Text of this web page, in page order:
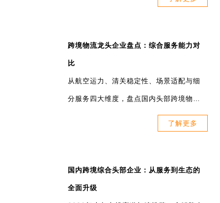
跨境物流龙头企业盘点：综合服务能力对
比
从航空运力、清关稳定性、场景适配与细
分服务四大维度，盘点国内头部跨境物流
企业，对比核心优势与适用场景，为跨境
电商卖家提供专业可落地的物流选型参
了解更多
国内跨境综合头部企业：从服务到生态的
全面升级